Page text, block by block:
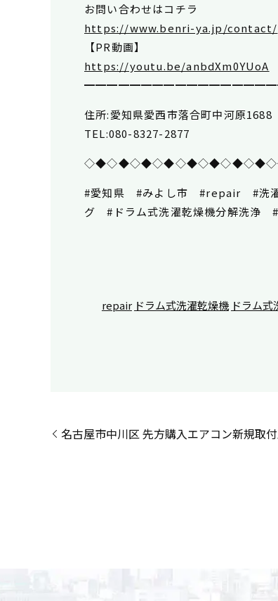
お問い合わせはコチラ
https://www.benri-ya.jp/contact/
【PR動画】
https://youtu.be/anbdXm0YUoA
住所:愛知県愛西市落合町中河原1688
TEL:080-8327-2877
#愛知県 #みよし市 #repair #洗濯
グ #ドラム式洗濯乾燥機分解洗浄
repair ドラム式洗濯乾燥機 ドラム
名古屋市中川区 先方購入エアコン新規取